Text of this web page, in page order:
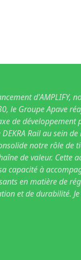
d'AMPLIFY,
le Groupe Apave
de développement
DEKRA Rail au sein
notre rôle
de valeur. Cette
capacité à
en matière de
et de durabilité.